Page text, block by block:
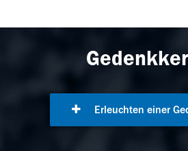
Erleuchten einer